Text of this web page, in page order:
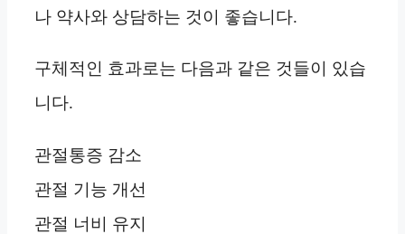
나 약사와 상담하는 것이 좋습니다.
구체적인 효과로는 다음과 같은 것들이 있습
니다.
관절통증 감소
관절 기능 개선
관절 너비 유지